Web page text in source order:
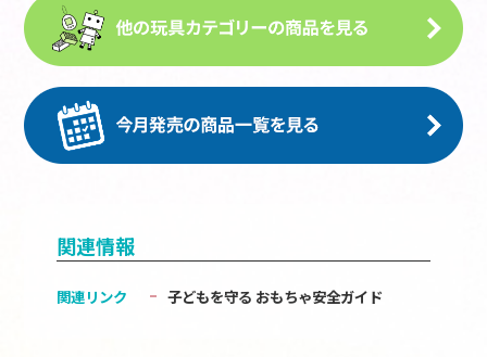
関連情報
関連リンク 子どもを守る おもちゃ安全ガイド